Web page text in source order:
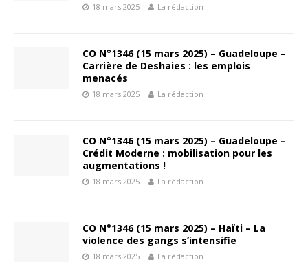
18 mars 2025 La rédaction
CO N°1346 (15 mars 2025) – Guadeloupe –
Carrière de Deshaies : les emplois
menacés
18 mars 2025 La rédaction
CO N°1346 (15 mars 2025) – Guadeloupe –
Crédit Moderne : mobilisation pour les
augmentations !
18 mars 2025 La rédaction
CO N°1346 (15 mars 2025) – Haïti – La
violence des gangs s’intensifie
18 mars 2025 La rédaction